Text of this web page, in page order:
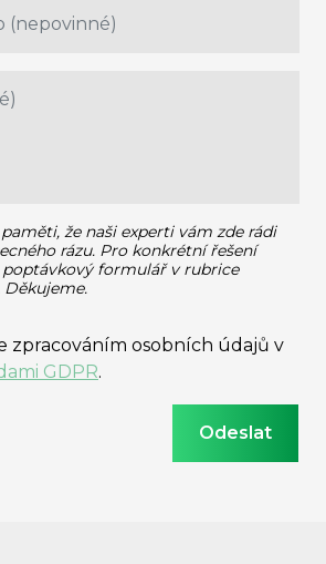
že naši experti vám zde rádi
rázu. Pro konkrétní řešení
formulář v rubrice
Děkujeme.
zpracováním osobních údajů v
GDPR.